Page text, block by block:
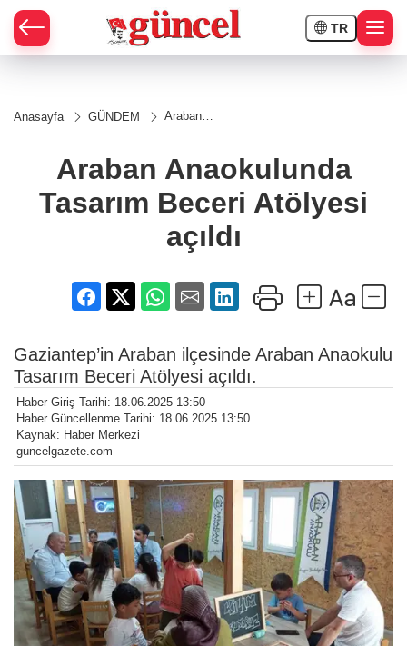
TR
Anasayfa GÜNDEM
Araban
Beceri
Atölyesi
Araban Anaokulunda
Tasarım Beceri Atölyesi
açıldı
Gaziantep’in Araban ilçesinde Araban Anaokulu
Tasarım Beceri Atölyesi açıldı.
Haber Giriş Tarihi: 18.06.2025 13:50
Haber Güncellenme Tarihi: 18.06.2025 13:50
Kaynak: Haber Merkezi
guncelgazete.com